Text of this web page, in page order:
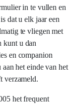
in te vullen en
dat u elk jaar een
te vliegen met
kunt u dan
en companion
het einde van het
verzameld.
het frequent